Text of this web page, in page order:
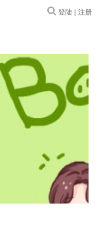
登陆 | 注册